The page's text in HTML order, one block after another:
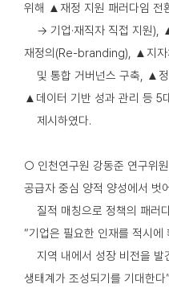
위해 ▲재정 지원 패러다임 전
→ 기업·재직자 직접 지원),
재정의(Re-branding), ▲지자
및 통합 거버넌스 구축, ▲정
▲데이터 기반 성과 관리 등 5
제시하였다.
○ 인천연구원 강동준 연구위
공급자 중심 양적 양성에서 벗
질적 매칭으로 정책의 패러
“기업은 필요한 인재를 적시에
지역 내에서 성장 비전을 발
생태계가 조성되기를 기대한다